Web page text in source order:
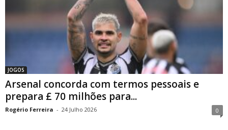
JOGOS
Arsenal concorda com termos pessoais e
prepara £ 70 milhões para...
Rogério Ferreira - 24 Julho 2026 0